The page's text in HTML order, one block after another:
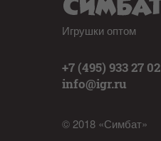
Игрушки оптом
+7 (495) 933 27 02
info@igr.ru
© 2018 «Симбат»